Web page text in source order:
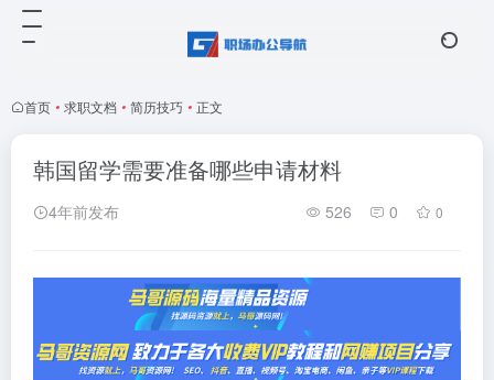
首页 • 求职文档 • 简历技巧 • 正文
韩国留学需要准备哪些申请材料
4年前发布 526 0 0